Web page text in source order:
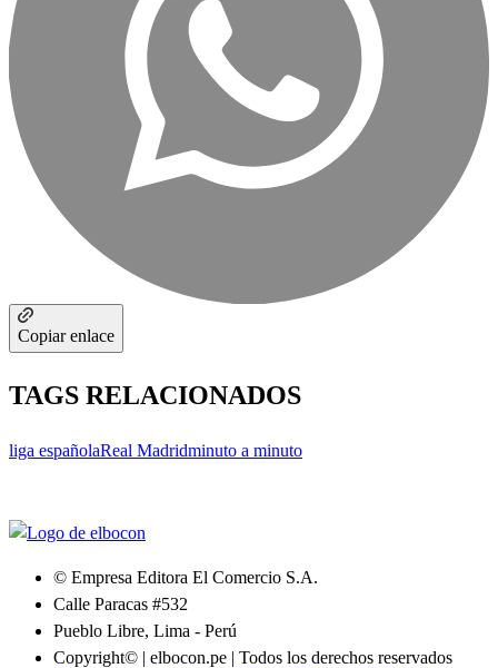
Copiar enlace
TAGS RELACIONADOS
liga españolaReal Madridminuto a minuto
© Empresa Editora El Comercio S.A.
Calle Paracas #532
Pueblo Libre, Lima - Perú
Copyright© | elbocon.pe | Todos los derechos reservados